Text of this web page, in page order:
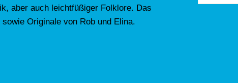
aber auch leichtfüßiger Folklore. Das
Originale von Rob und Elina.